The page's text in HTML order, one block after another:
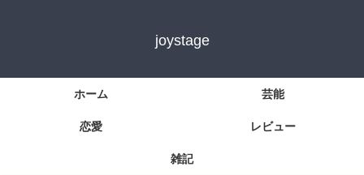
joystage
ホーム 芸能
恋愛 レビュー
雑記